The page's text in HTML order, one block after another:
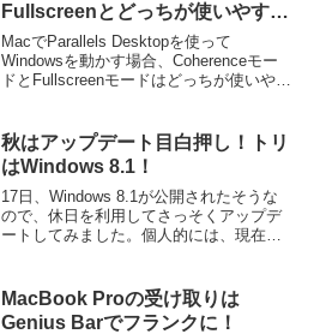
Fullscreenとどっちが使いやすい
のか？
MacでParallels Desktopを使って
Windowsを動かす場合、Coherenceモー
ドとFullscreenモードはどっちが使いやす
します。
秋はアップデート目白押し！トリ
はWindows 8.1！
17日、Windows 8.1が公開されたそうな
ので、休日を利用してさっそくアップデ
ートしてみました。個人的には、現在の
情というもの。そういうことで、さっそ
く始めてみま...
MacBook Proの受け取りは
Genius Barでフランクに！